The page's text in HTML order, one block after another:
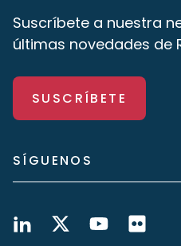
Suscríbete a nuestra
últimas novedades de
SUSCRÍBETE
SÍGUENOS